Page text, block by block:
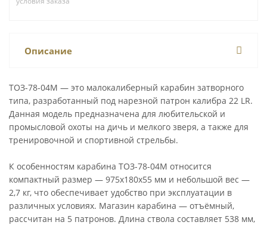
Описание
ТОЗ-78-04М — это малокалиберный карабин затворного
типа, разработанный под нарезной патрон калибра 22 LR.
Данная модель предназначена для любительской и
промысловой охоты на дичь и мелкого зверя, а также для
тренировочной и спортивной стрельбы.
К особенностям карабина ТОЗ-78-04М относится
компактный размер — 975х180х55 мм и небольшой вес —
2,7 кг, что обеспечивает удобство при эксплуатации в
различных условиях. Магазин карабина — отъёмный,
рассчитан на 5 патронов. Длина ствола составляет 538 мм,